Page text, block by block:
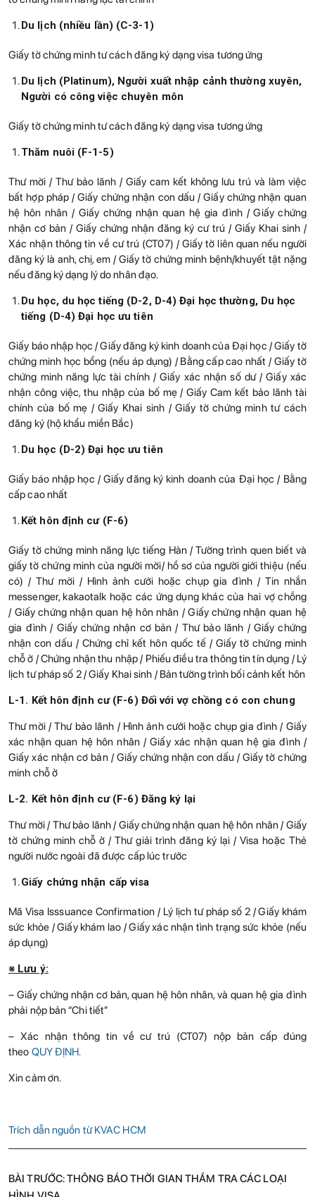
Du lịch (nhiều lần) (C-3-1)
Giấy tờ chứng minh tư cách đăng ký dạng visa tương ứng
Du lịch (Platinum), Người xuất nhập cảnh thường xuyên,
Người có công việc chuyên môn
Giấy tờ chứng minh tư cách đăng ký dạng visa tương ứng
Thăm nuôi (F-1-5)
Thư mời / Thư bảo lãnh / Giấy cam kết không lưu trú và làm việc
bất hợp pháp / Giấy chứng nhận con dấu / Giấy chứng nhận quan
hệ hôn nhân / Giấy chứng nhận quan hệ gia đình / Giấy chứng
nhận cơ bản / Giấy chứng nhận đăng ký cư trú / Giấy Khai sinh /
Xác nhận thông tin về cư trú (CT07) / Giấy tờ liên quan nếu người
đăng ký là anh, chị, em / Giấy tờ chứng minh bệnh/khuyết tật nặng
nếu đăng ký dạng lý do nhân đạo.
Du học, du học tiếng (D-2, D-4) Đại học thường, Du học
tiếng (D-4) Đại học ưu tiên
Giấy báo nhập học / Giấy đăng ký kinh doanh của Đại học / Giấy tờ
chứng minh học bổng (nếu áp dụng) / Bằng cấp cao nhất / Giấy tờ
chứng minh năng lực tài chính / Giấy xác nhận số dư / Giấy xác
nhận công việc, thu nhập của bố mẹ / Giấy Cam kết bảo lãnh tài
chính của bố mẹ / Giấy Khai sinh / Giấy tờ chứng minh tư cách
đăng ký (hộ khẩu miền Bắc)
Du học (D-2) Đại học ưu tiên
Giấy báo nhập học / Giấy đăng ký kinh doanh của Đại học / Bằng
cấp cao nhất
Kết hôn định cư (F-6)
Giấy tờ chứng minh năng lực tiếng Hàn / Tường trình quen biết và
giấy tờ chứng minh của người mời/ hồ sơ của người giới thiệu (nếu
có) / Thư mời / Hình ảnh cưới hoặc chụp gia đình / Tin nhắn
messenger, kakaotalk hoặc các ứng dụng khác của hai vợ chồng
/ Giấy chứng nhận quan hệ hôn nhân / Giấy chứng nhận quan hệ
gia đình / Giấy chứng nhận cơ bản / Thư bảo lãnh / Giấy chứng
nhận con dấu / Chứng chỉ kết hôn quốc tế / Giấy tờ chứng minh
chỗ ở / Chứng nhận thu nhập / Phiếu điều tra thông tin tín dụng / Lý
lịch tư pháp số 2 / Giấy Khai sinh / Bản tường trình bối cảnh kết hôn
L-1. Kết hôn định cư (F-6) Đối với vợ chồng có con chung
Thư mời / Thư bảo lãnh / Hình ảnh cưới hoặc chụp gia đình / Giấy
xác nhận quan hệ hôn nhân / Giấy xác nhận quan hệ gia đình /
Giấy xác nhận cơ bản / Giấy chứng nhận con dấu / Giấy tờ chứng
minh chỗ ở
L-2. Kết hôn định cư (F-6) Đăng ký lại
Thư mời / Thư bảo lãnh / Giấy chứng nhận quan hệ hôn nhân / Giấy
tờ chứng minh chỗ ở / Thư giải trình đăng ký lại / Visa hoặc Thẻ
người nước ngoài đã được cấp lúc trước
Giấy chứng nhận cấp visa
Mã Visa Isssuance Confirmation / Lý lịch tư pháp số 2 / Giấy khám
sức khỏe / Giấy khám lao / Giấy xác nhận tình trạng sức khỏe (nếu
áp dụng)
※ Lưu ý:
– Giấy chứng nhận cơ bản, quan hệ hôn nhân, và quan hệ gia đình
phải nộp bản “Chi tiết”
– Xác nhận thông tin về cư trú (CT07) nộp bản cấp đúng
theo QUY ĐỊNH.
Xin cảm ơn.
Trích dẫn nguồn từ KVAC HCM
Post
BÀI TRƯỚC: THÔNG BÁO THỜI GIAN THẨM TRA CÁC LOẠI